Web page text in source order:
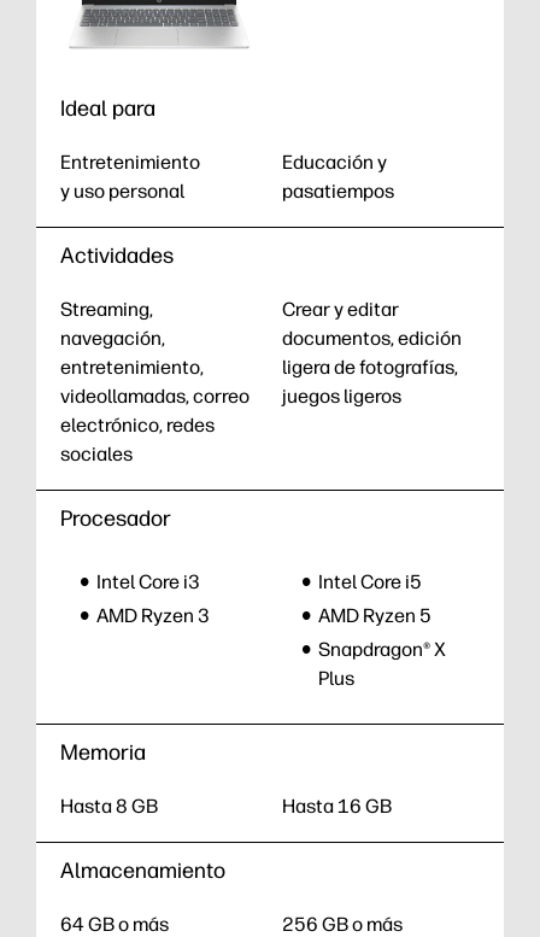
Ideal para
Entretenimiento
y uso personal
Educación y
pasatiempos
Actividades
Streaming,
navegación,
entretenimiento,
videollamadas, correo
electrónico, redes
sociales
Crear y editar
documentos, edición
ligera de fotografías,
juegos ligeros
Procesador
Intel Core i3
AMD Ryzen 3
Intel Core i5
AMD Ryzen 5
Snapdragon® X
Plus
Memoria
Hasta 8 GB Hasta 16 GB
Almacenamiento
64 GB o más 256 GB o más